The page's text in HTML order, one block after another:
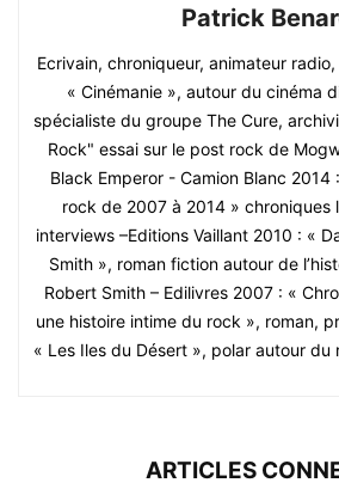
Patrick
Ecrivain, chroniqueur, animateur
« Cinémanie », autour du cinéma
spécialiste du groupe The Cure,
Rock" essai sur le post rock de
Black Emperor - Camion Blanc 2014
rock de 2007 à 2014 » chroniques
interviews –Editions Vaillant 2010 : «
Smith », roman fiction autour de
Robert Smith – Edilivres 2007 : «
une histoire intime du rock », roman,
« Les Iles du Désert », polar autour du
ARTICLES